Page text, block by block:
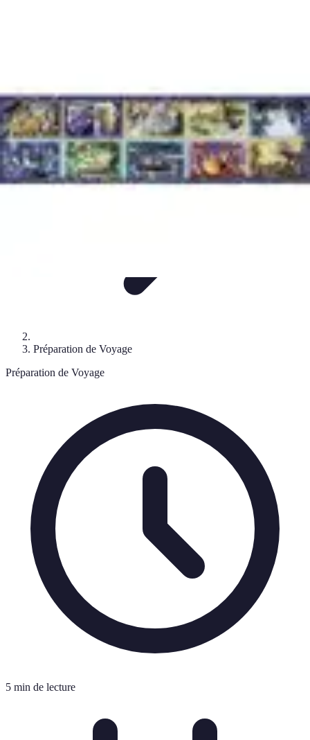
Préparation de Voyage
Préparation de Voyage
5 min de lecture